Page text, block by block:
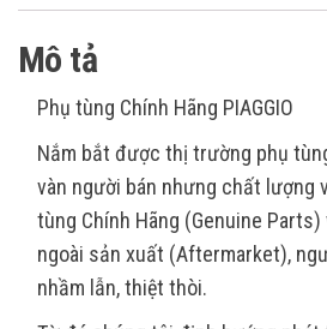
Mô tả
Phụ tùng Chính Hãng PIAGGIO
Nắm bắt được thị trường phụ
vàn người bán nhưng chất lượng
tùng Chính Hãng (Genuine
ngoài sản xuất (Aftermarket),
nhầm lẫn, thiệt thòi.